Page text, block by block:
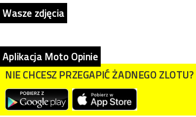
Wasze zdjęcia
Aplikacja Moto Opinie
NIE CHCESZ PRZEGAPIĆ ŻADNEGO ZLOTU?